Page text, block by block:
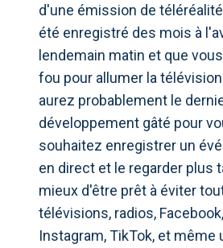
d'une émission de
été enregistré des mois à
lendemain matin et que
fou pour allumer la
aurez probablement le
développement gâté pour
souhaitez enregistrer un
en direct et le regarder plus
mieux d'être prêt à éviter
télévisions, radios,
Instagram, TikTok, et même